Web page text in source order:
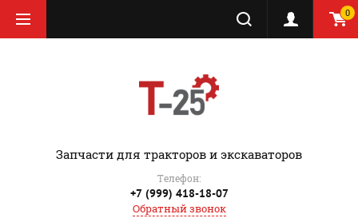
0
‎Запчасти для тракторов и экскаваторов
Телефон:
+7 (999) 418-18-07
Обратный звонок